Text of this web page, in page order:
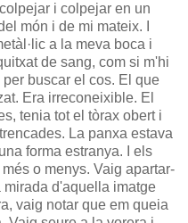
i colpejar en un
món i de mi mateix. I
a la meva boca i
de sang, com si m'hi
buscar el cos. El que
Era irreconeixible. El
tenia tot el tòrax obert i
La panxa estava
forma estranya. I els
o menys. Vaig apartar-
d'aquella imatge
vaig notar que em queia